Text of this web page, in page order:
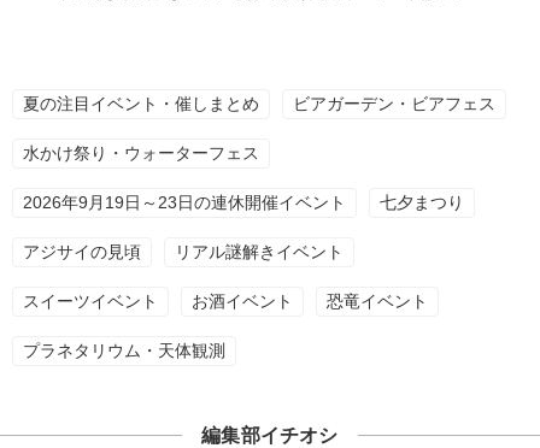
夏の注目イベント・催しまとめ ビアガーデン・ビアフェス
水かけ祭り・ウォーターフェス
2026年9月19日～23日の連休開催イベント 七夕まつり
アジサイの見頃 リアル謎解きイベント
スイーツイベント お酒イベント 恐竜イベント
プラネタリウム・天体観測
編集部イチオシ